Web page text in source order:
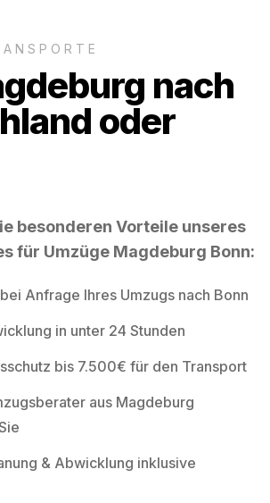
nach
oder
besonderen Vorteile unseres
für Umzüge Magdeburg Bonn:
Anfrage Ihres Umzugs nach Bonn
in unter 24 Stunden
bis 7.500€ für den Transport
aus Magdeburg
& Abwicklung inklusive